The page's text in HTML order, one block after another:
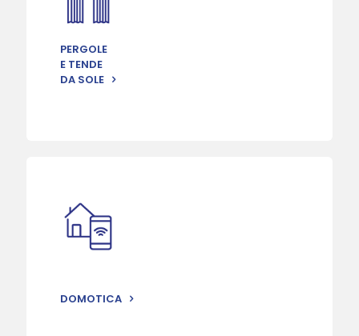
PERGOLE
E TENDE
DA SOLE
DOMOTICA